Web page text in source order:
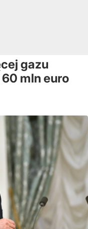
gazu
mln euro